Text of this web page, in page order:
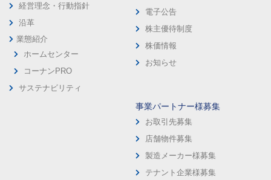
経営理念・行動指針
沿革
業態紹介
ホームセンター
コーナンPRO
サステナビリティ
電子公告
株主優待制度
株価情報
お知らせ
事業パートナー様募集
お取引先募集
店舗物件募集
製造メーカー様募集
テナント企業様募集